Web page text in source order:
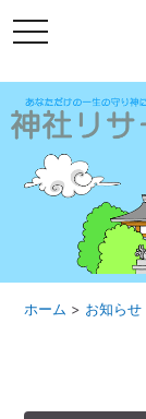
メ
ニ
ー
ホーム > お知らせ